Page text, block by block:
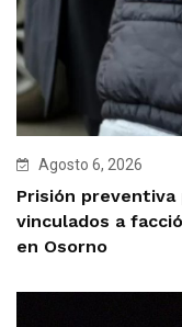
Agosto 6, 2026
Prisión
vinculados a
en Osorno